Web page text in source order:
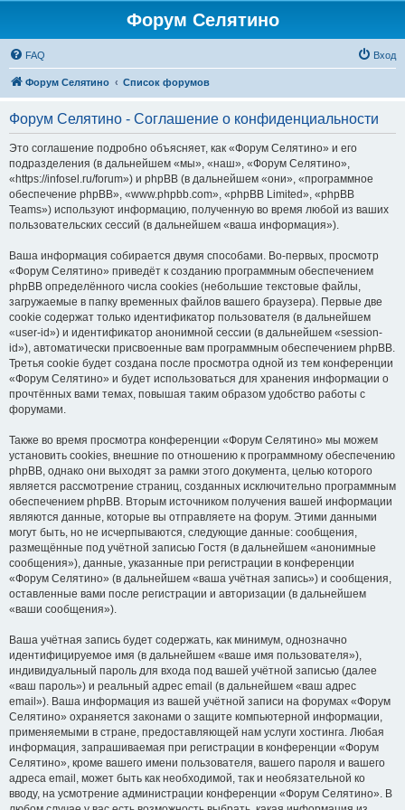
Форум Селятино
FAQ Вход
Форум Селятино Список форумов
Форум Селятино - Соглашение о конфиденциальности
Это соглашение подробно объясняет, как «Форум Селятино» и его
подразделения (в дальнейшем «мы», «наш», «Форум Селятино»,
«https://infosel.ru/forum») и phpBB (в дальнейшем «они», «программное
обеспечение phpBB», «www.phpbb.com», «phpBB Limited», «phpBB
Teams») используют информацию, полученную во время любой из ваших
пользовательских сессий (в дальнейшем «ваша информация»).
Ваша информация собирается двумя способами. Во-первых, просмотр
«Форум Селятино» приведёт к созданию программным обеспечением
phpBB определённого числа cookies (небольшие текстовые файлы,
загружаемые в папку временных файлов вашего браузера). Первые две
cookie содержат только идентификатор пользователя (в дальнейшем
«user-id») и идентификатор анонимной сессии (в дальнейшем «session-
id»), автоматически присвоенные вам программным обеспечением phpBB.
Третья cookie будет создана после просмотра одной из тем конференции
«Форум Селятино» и будет использоваться для хранения информации о
прочтённых вами темах, повышая таким образом удобство работы с
форумами.
Также во время просмотра конференции «Форум Селятино» мы можем
установить cookies, внешние по отношению к программному обеспечению
phpBB, однако они выходят за рамки этого документа, целью которого
является рассмотрение страниц, созданных исключительно программным
обеспечением phpBB. Вторым источником получения вашей информации
являются данные, которые вы отправляете на форум. Этими данными
могут быть, но не исчерпываются, следующие данные: сообщения,
размещённые под учётной записью Гостя (в дальнейшем «анонимные
сообщения»), данные, указанные при регистрации в конференции
«Форум Селятино» (в дальнейшем «ваша учётная запись») и сообщения,
оставленные вами после регистрации и авторизации (в дальнейшем
«ваши сообщения»).
Ваша учётная запись будет содержать, как минимум, однозначно
идентифицируемое имя (в дальнейшем «ваше имя пользователя»),
индивидуальный пароль для входа под вашей учётной записью (далее
«ваш пароль») и реальный адрес email (в дальнейшем «ваш адрес
email»). Ваша информация из вашей учётной записи на форумах «Форум
Селятино» охраняется законами о защите компьютерной информации,
применяемыми в стране, предоставляющей нам услуги хостинга. Любая
информация, запрашиваемая при регистрации в конференции «Форум
Селятино», кроме вашего имени пользователя, вашего пароля и вашего
адреса email, может быть как необходимой, так и необязательной ко
вводу, на усмотрение администрации конференции «Форум Селятино». В